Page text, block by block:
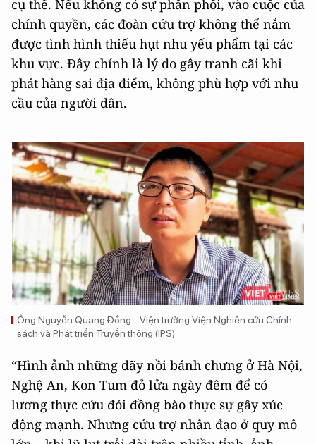
cụ thể. Nếu không có sự phân phối, vào cuộc của
chính quyền, các đoàn cứu trợ không thể nắm
được tình hình thiếu hụt nhu yếu phẩm tại các
khu vực. Đây chính là lý do gây tranh cãi khi
phát hàng sai địa điểm, không phù hợp với nhu
cầu của người dân.
Ông Nguyễn Quang Đồng - Viện trưởng Viện Nghiên cứu Chính
sách và Phát triển Truyền thông (IPS)
“Hình ảnh những dãy nồi bánh chưng ở Hà Nội,
Nghệ An, Kon Tum đỏ lửa ngày đêm để có
lương thực cứu đói đồng bào thực sự gây xúc
động mạnh. Nhưng cứu trợ nhân đạo ở quy mô